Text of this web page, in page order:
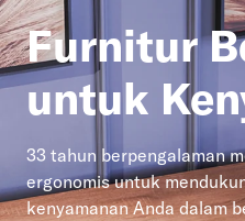
Furnitur
untuk
33 tahun berpengalaman
ergonomis untuk
kenyamanan Anda dalam